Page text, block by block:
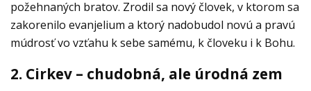
požehnaných bratov. Zrodil sa nový človek, v ktorom sa
zakorenilo evanjelium a ktorý nadobudol novú a pravú
múdrosť vo vzťahu k sebe samému, k človeku i k Bohu.
2. Cirkev – chudobná, ale úrodná zem